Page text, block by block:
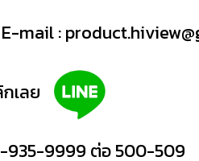
E-mail :
เลย
9999 ต่อ 500-509